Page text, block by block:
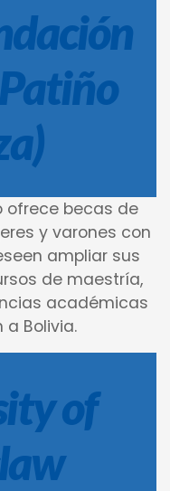
ofrece becas de
y varones con
ampliar sus
de maestría,
académicas
a Bolivia.
of